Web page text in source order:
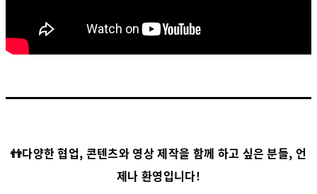
👬다양한 협업, 콘텐츠와 영상 제작을 함께 하고 싶은 분들, 언
제나 환영입니다!